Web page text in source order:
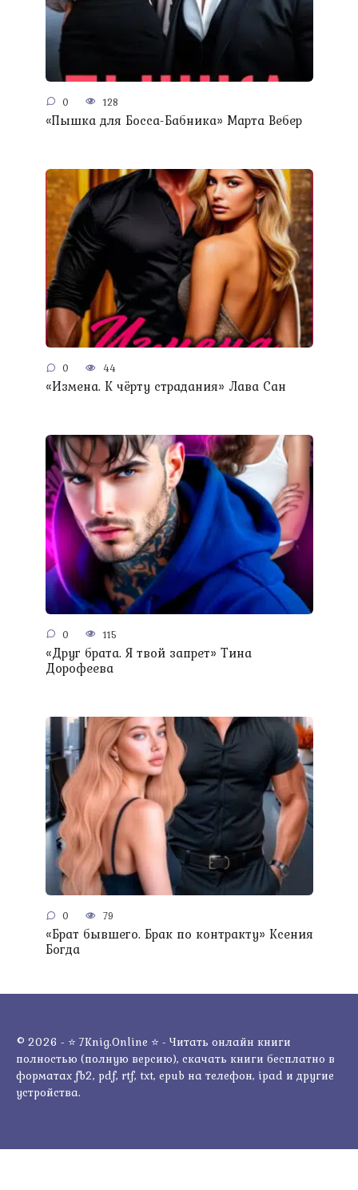
0 128
«Пышка для Босса-Бабника» Марта Вебер
0 44
«Измена. К чёрту страдания» Лава Сан
0 115
«Друг брата. Я твой запрет» Тина
Дорофеева
0 79
«Брат бывшего. Брак по контракту» Ксения
Богда
© 2026 - ⭐ 7Knig.Online ⭐ - Читать онлайн книги
полностью (полную версию), скачать книги бесплатно в
форматах fb2, pdf, rtf, txt, epub на телефон, ipad и другие
устройства.